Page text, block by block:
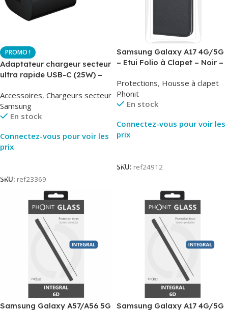
Adaptateur chargeur secteur
ultra rapide USB-C (25W) –
TA800
Accessoires, Chargeurs secteur
Samsung
En stock
Connectez-vous pour voir les
prix
SKU: ref23369
Samsung Galaxy A17 4G/5G
– Etui Folio à Clapet – Noir –
Protections, Housse à clapet
Phonit
En stock
Connectez-vous pour voir les
prix
SKU: ref24912
Samsung Galaxy A57/A56 5G Samsung Galaxy A17 4G/5G